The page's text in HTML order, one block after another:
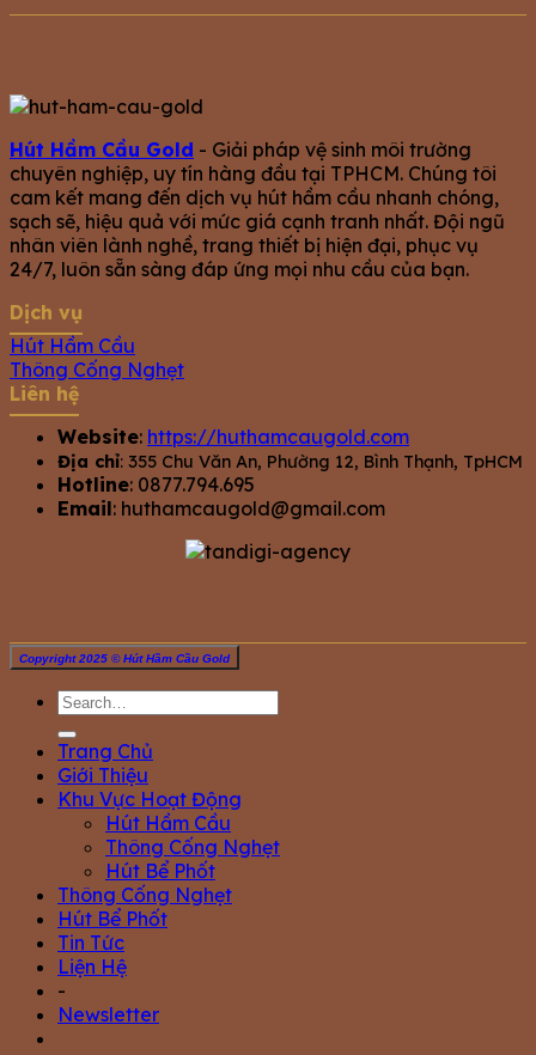
Hút Hầm Cầu Gold - Giải pháp vệ sinh môi trường
chuyên nghiệp, uy tín hàng đầu tại TPHCM. Chúng tôi
cam kết mang đến dịch vụ hút hầm cầu nhanh chóng,
sạch sẽ, hiệu quả với mức giá cạnh tranh nhất. Đội ngũ
nhân viên lành nghề, trang thiết bị hiện đại, phục vụ
24/7, luôn sẵn sàng đáp ứng mọi nhu cầu của bạn.
Dịch vụ
Hút Hầm Cầu
Thông Cống Nghẹt
Liên hệ
Website: https://huthamcaugold.com
Địa chỉ: 355 Chu Văn An, Phường 12, Bình Thạnh, TpHCM
Hotline: 0877.794.695
Email: huthamcaugold@gmail.com
Copyright 2025 © Hút Hầm Cầu Gold
Trang Chủ
Giới Thiệu
Khu Vực Hoạt Động
Hút Hầm Cầu
Thông Cống Nghẹt
Hút Bể Phốt
Thông Cống Nghẹt
Hút Bể Phốt
Tin Tức
Liện Hệ
-
Newsletter